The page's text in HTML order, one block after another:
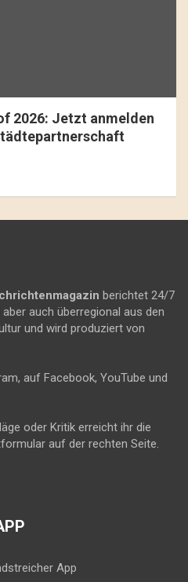
2026: Jetzt anmelden
berichtet 24/7
auch überregional aus den
und wird produziert von
auf Facebook, YouTube und
oder Kritik erreicht ihr die
auf der rechten Seite.